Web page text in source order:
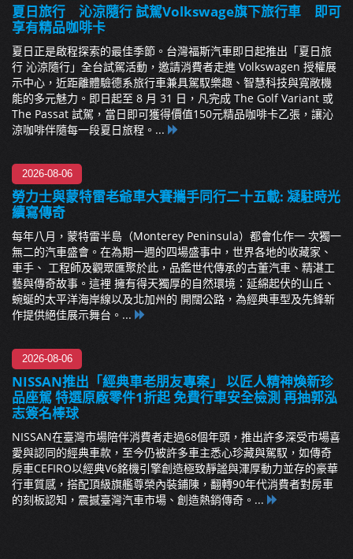
夏日旅行 沁涼隨行 試駕Volkswage旗下旅行車 即可
享有精品咖啡卡
夏日正是啟程探索的最佳季節。台灣福斯汽車即日起推出「夏日旅
行 沁涼隨行」全台試駕活動，邀請消費者走進 Volkswagen 授權展
示中心，近距離體驗德系旅行車兼具駕馭樂趣、智慧科技與寬敞機
能的多元魅力。即日起至 8 月 31 日，凡完成 The Golf Variant 或
The Passat 試駕，當日即可獲得價值150元精品咖啡卡乙張，讓沁
涼咖啡伴隨每一段夏日旅程。...
2026-08-06
勞力士與蒙特雷老爺車大賽攜手同行二十五載: 凝駐時光
續寫傳奇
每年八月，蒙特雷半島（Monterey Peninsula）都會化作一 次獨一
無二的汽車盛會。在為期一週的四場盛事中，世界各地的收藏家、
車手、 工程師及觀眾匯聚於此，品鑑世代傳承的古董汽車、精湛工
藝與傳奇故事。這裡 擁有得天獨厚的自然環境：延綿起伏的山丘、
蜿蜒的太平洋海岸線以及北加州的 開闊公路，為經典車型及先鋒新
作提供絕佳展示舞台。...
2026-08-06
NISSAN推出「經典車老朋友專案」 以匠人精神煥新珍
品座駕 特選原廠零件1折起 免費行車安全檢測 再抽郭泓
志簽名棒球
NISSAN在臺灣市場陪伴消費者走過68個年頭，推出許多深受市場喜
愛與認同的經典車款，至今仍被許多車主悉心珍藏與駕馭，如傳奇
房車CEFIRO以經典V6銘機引擎創造極致靜謐與渾厚動力並存的豪華
行車質感，搭配頂級旗艦尊榮內裝鋪陳，翻轉90年代消費者對房車
的刻板認知，震撼臺灣汽車市場、創造熱銷傳奇。...